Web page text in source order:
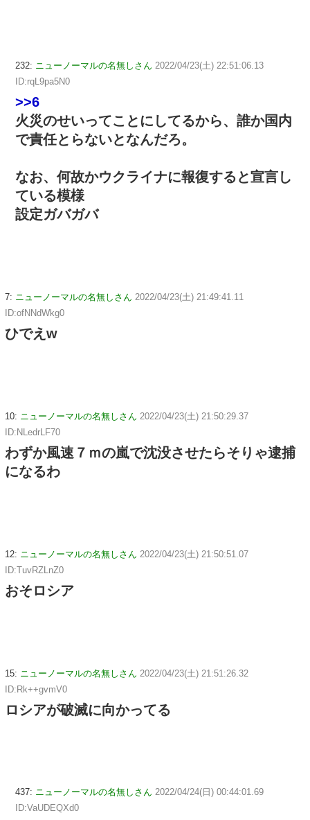
232: ニューノーマルの名無しさん 2022/04/23(土) 22:51:06.13
ID:rqL9pa5N0
>>6
火災のせいってことにしてるから、誰か国内
で責任とらないとなんだろ。
なお、何故かウクライナに報復すると宣言し
ている模様
設定ガバガバ
7: ニューノーマルの名無しさん 2022/04/23(土) 21:49:41.11
ID:ofNNdWkg0
ひでえw
10: ニューノーマルの名無しさん 2022/04/23(土) 21:50:29.37
ID:NLedrLF70
わずか風速７ｍの嵐で沈没させたらそりゃ逮捕
になるわ
12: ニューノーマルの名無しさん 2022/04/23(土) 21:50:51.07
ID:TuvRZLnZ0
おそロシア
15: ニューノーマルの名無しさん 2022/04/23(土) 21:51:26.32
ID:Rk++gvmV0
ロシアが破滅に向かってる
437: ニューノーマルの名無しさん 2022/04/24(日) 00:44:01.69
ID:VaUDEQXd0